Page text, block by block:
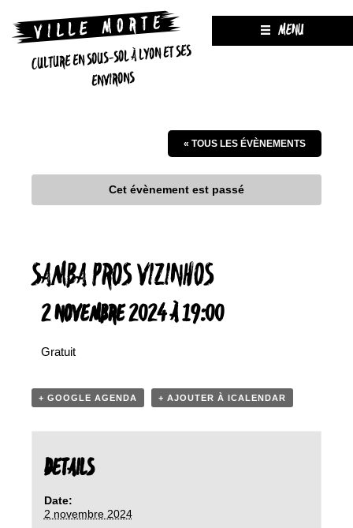
CULTURE EN SOUS-SOL À LYON ET SES
ENVIRONS
MENU
« TOUS LES ÉVÈNEMENTS
Cet évènement est passé
SAMBA PROS VIZINHOS
2 NOVEMBRE 2024 À 19:00
Gratuit
+ GOOGLE AGENDA + AJOUTER À ICALENDAR
DETAILS
Date:
2 novembre 2024